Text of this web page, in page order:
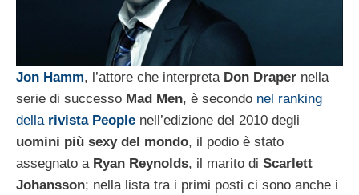
Jon Hamm, l’attore che interpreta Don Draper nella
serie di successo Mad Men, è secondo nel ranking
della rivista People nell’edizione del 2010 degli
uomini più sexy del mondo, il podio è stato
assegnato a Ryan Reynolds, il marito di Scarlett
Johansson; nella lista tra i primi posti ci sono anche i